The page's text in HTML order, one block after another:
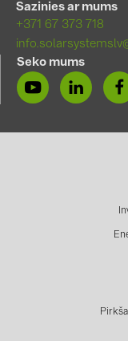
BUDMAT (6)
EVOPIPES (7)
FRONIUS (42)
GROMTOR (32)
Sazinies ar mums
+371 67 373 718
Seko mums